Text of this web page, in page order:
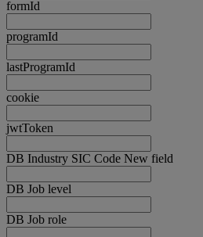
formId
programId
lastProgramId
cookie
jwtToken
DB Industry SIC Code New field
DB Job level
DB Job role